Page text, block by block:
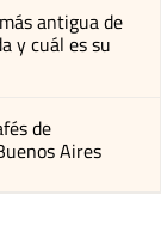
antigua de
y cuál es su
de
Aires